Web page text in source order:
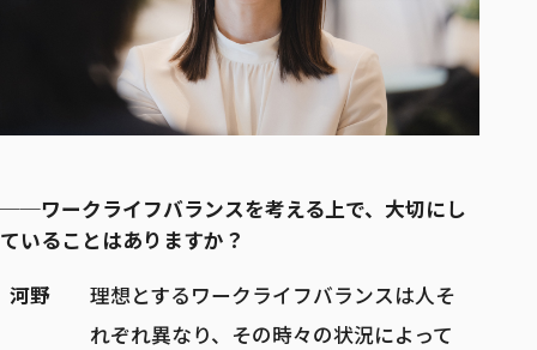
──ワークライフバランスを考える上で、大切にし
ていることはありますか？
河野
理想とするワークライフバランスは人そ
れぞれ異なり、その時々の状況によって